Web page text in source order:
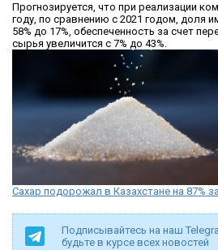
Прогнозируется, что при реализации
году, по сравнению с 2021 годом, доля
58% до 17%, обеспеченность за счет
сырья увеличится с 7% до 43%.
Сахар подорожал в Казахстане на 87%
Подписывайтесь на наш
будьте в курсе всех новостей